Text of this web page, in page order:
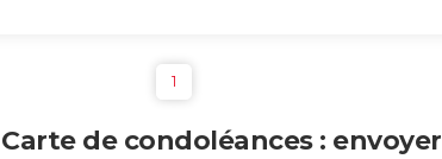
1
Carte de condoléances : envoyer